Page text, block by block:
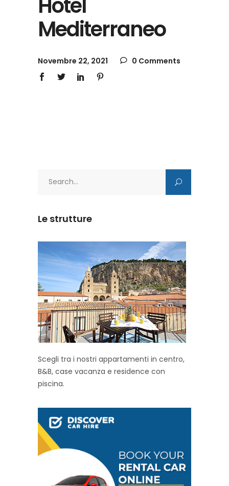
Hotel
Mediterraneo
Novembre 22, 2021 0 Comments
Le strutture
Scegli tra i nostri appartamenti in centro,
B&B, case vacanza e residence con
piscina.